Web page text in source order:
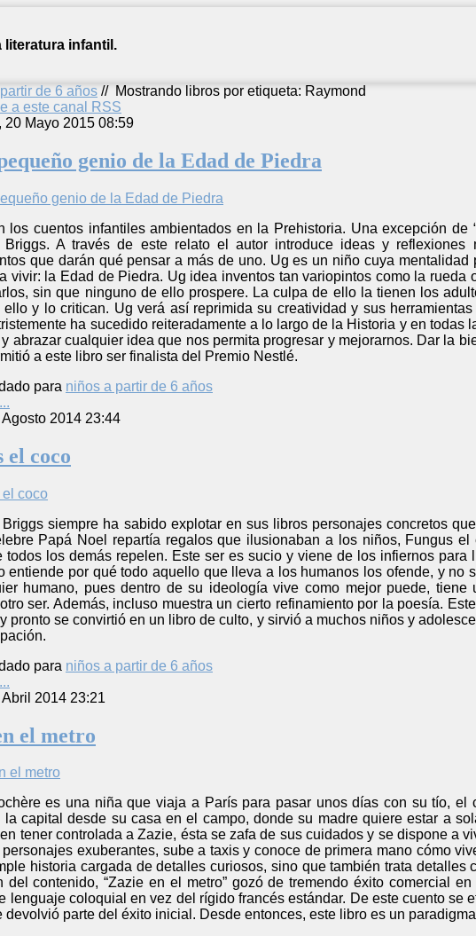
literatura infantil.
de 6 años // Mostrando libros por etiqueta: Raymond
a este canal RSS
20 Mayo 2015 08:59
genio de la Edad de Piedra
los cuentos infantiles ambientados en la Prehistoria. Una excepción
Briggs. A través de este relato el autor introduce ideas y
que darán qué pensar a más de uno. Ug es un niño cuya
vivir: la Edad de Piedra. Ug idea inventos tan variopintos como la rueda
sin que ninguno de ello prospere. La culpa de ello la tienen los
ello y lo critican. Ug verá así reprimida su creatividad y sus
ha sucedido reiteradamente a lo largo de la Historia y en todas
abrazar cualquier idea que nos permita progresar y mejorarnos. Dar la
a este libro ser finalista del Premio Nestlé.
para niños a partir de 6 años
Agosto 2014 23:44
el coco
Briggs siempre ha sabido explotar en sus libros personajes concretos
Papá Noel repartía regalos que ilusionaban a los niños, Fungus
todos los demás repelen. Este ser es sucio y viene de los infiernos
entiende por qué todo aquello que lleva a los humanos los ofende, y no
humano, pues dentro de su ideología vive como mejor puede,
ser. Además, incluso muestra un cierto refinamiento por la poesía.
y pronto se convirtió en un libro de culto, y sirvió a muchos niños y
para niños a partir de 6 años
Abril 2014 23:21
el metro
es una niña que viaja a París para pasar unos días con su tío,
la capital desde su casa en el campo, donde su madre quiere estar a
tener controlada a Zazie, ésta se zafa de sus cuidados y se dispone a
exuberantes, sube a taxis y conoce de primera mano cómo
historia cargada de detalles curiosos, sino que también trata detalles
del contenido, “Zazie en el metro” gozó de tremendo éxito comercial
lenguaje coloquial en vez del rígido francés estándar. De este cuento se
devolvió parte del éxito inicial. Desde entonces, este libro es un